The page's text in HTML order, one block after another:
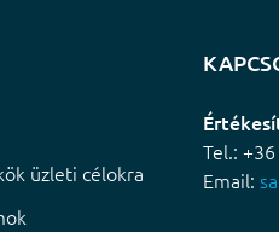
üzleti célokra
Tel.:
Email: